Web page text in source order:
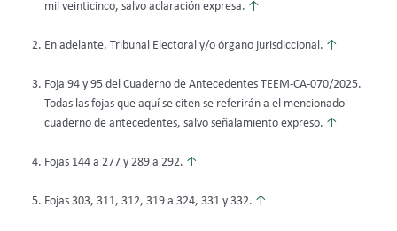
mil veinticinco, salvo aclaración expresa. ↑
En adelante, Tribunal Electoral y/o órgano jurisdiccional. ↑
Foja 94 y 95 del Cuaderno de Antecedentes TEEM-CA-070/2025.
Todas las fojas que aquí se citen se referirán a el mencionado
cuaderno de antecedentes, salvo señalamiento expreso. ↑
Fojas 144 a 277 y 289 a 292. ↑
Fojas 303, 311, 312, 319 a 324, 331 y 332. ↑